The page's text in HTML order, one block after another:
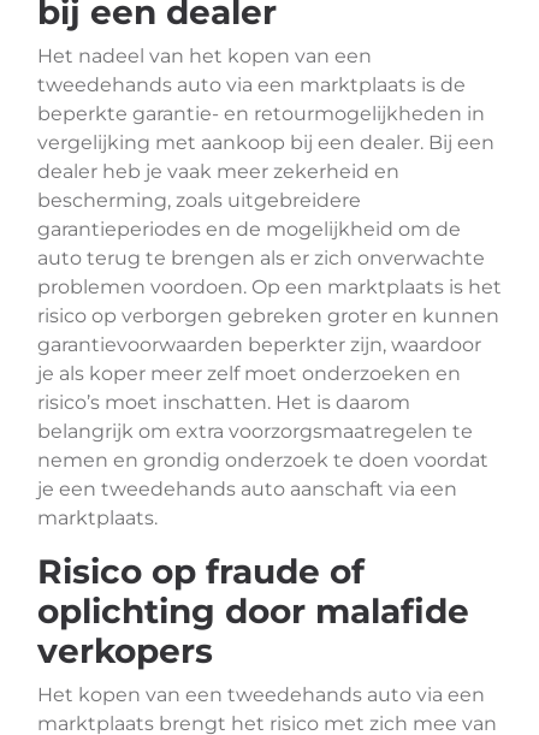
bij een dealer
Het nadeel van het kopen van een
tweedehands auto via een marktplaats is de
beperkte garantie- en retourmogelijkheden in
vergelijking met aankoop bij een dealer. Bij een
dealer heb je vaak meer zekerheid en
bescherming, zoals uitgebreidere
garantieperiodes en de mogelijkheid om de
auto terug te brengen als er zich onverwachte
problemen voordoen. Op een marktplaats is het
risico op verborgen gebreken groter en kunnen
garantievoorwaarden beperkter zijn, waardoor
je als koper meer zelf moet onderzoeken en
risico’s moet inschatten. Het is daarom
belangrijk om extra voorzorgsmaatregelen te
nemen en grondig onderzoek te doen voordat
je een tweedehands auto aanschaft via een
marktplaats.
Risico op fraude of
oplichting door malafide
verkopers
Het kopen van een tweedehands auto via een
marktplaats brengt het risico met zich mee van